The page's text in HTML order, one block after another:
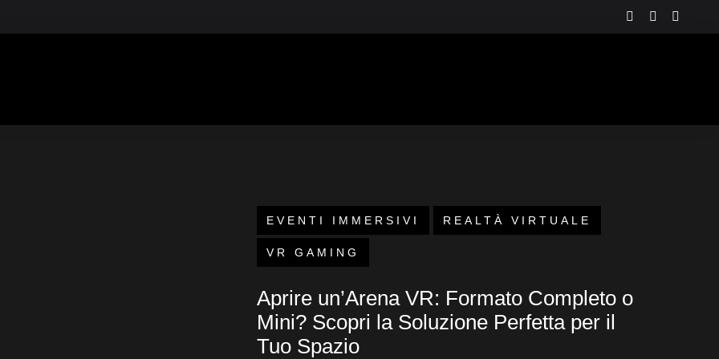
instagram
linkedin
EVENTI IMMERSIVI REALTÀ VIRTUALE
VR GAMING
Aprire un’Arena VR: Formato Completo o
Mini? Scopri la Soluzione Perfetta per il
Tuo Spazio